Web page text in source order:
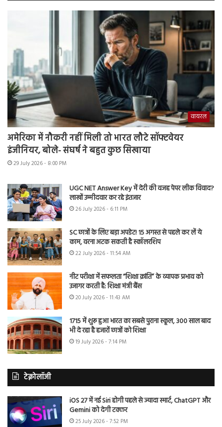
वायरल
अमेरिका में नौकरी नहीं मिली तो भारत लौटे सॉफ्टवेयर
इंजीनियर, बोले- संघर्ष ने बहुत कुछ सिखाया
29 July 2026 - 8:00 PM
UGC NET Answer Key में देरी की वजह पेपर लीक विवाद?
लाखों उम्मीदवार कर रहे इंतजार
26 July 2026 - 6:11 PM
SC छात्रों के लिए बड़ा अपडेट! 15 अगस्त से पहले कर लें ये
काम, वरना अटक सकती है स्कॉलरशिप
22 July 2026 - 11:54 AM
नीट परीक्षा में सफलता “शिक्षा क्रांति” के व्यापक प्रभाव को
उजागर करती है: शिक्षा मंत्री बैंस
20 July 2026 - 11:43 AM
1715 में शुरू हुआ भारत का सबसे पुराना स्कूल, 300 साल बाद
भी दे रहा है हजारों छात्रों को शिक्षा
19 July 2026 - 7:14 PM
टेक्नोलॉजी
iOS 27 में नई Siri होगी पहले से ज्यादा स्मार्ट, ChatGPT और
Gemini को देगी टक्कर
25 July 2026 - 7:52 PM